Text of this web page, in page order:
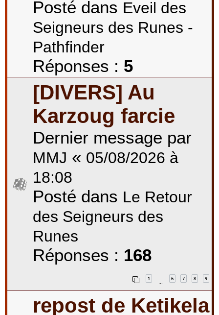
Posté dans Eveil des
Seigneurs des Runes -
Pathfinder
Réponses : 5
[DIVERS] Au
Karzoug farcie
Dernier message par
MMJ « 05/08/2026 à
18:08
Posté dans Le Retour
des Seigneurs des
Runes
Réponses : 168
1 6 7 8 9
repost de Ketikela